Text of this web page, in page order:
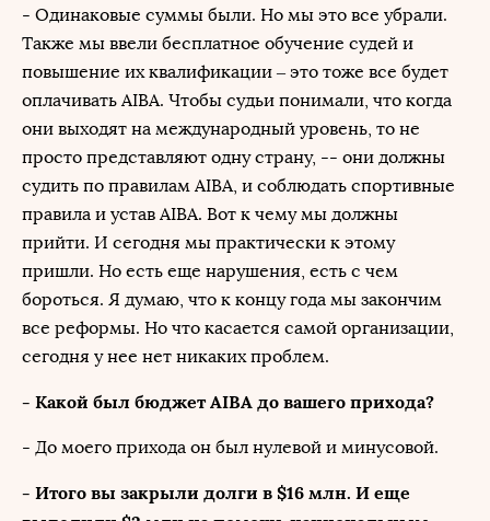
- Одинаковые суммы были. Но мы это все убрали.
Также мы ввели бесплатное обучение судей и
повышение их квалификации – это тоже все будет
оплачивать AIBA. Чтобы судьи понимали, что когда
они выходят на международный уровень, то не
просто представляют одну страну, -- они должны
судить по правилам AIBA, и соблюдать спортивные
правила и устав AIBA. Вот к чему мы должны
прийти. И сегодня мы практически к этому
пришли. Но есть еще нарушения, есть с чем
бороться. Я думаю, что к концу года мы закончим
все реформы. Но что касается самой организации,
сегодня у нее нет никаких проблем.
- Какой был бюджет AIBA до вашего прихода?
- До моего прихода он был нулевой и минусовой.
- Итого вы закрыли долги в $16 млн. И еще